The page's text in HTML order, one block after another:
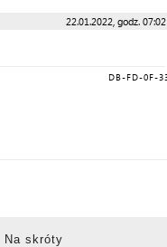
22.01.2022, godz. 07:02
DB-FD-0F-
Na skróty